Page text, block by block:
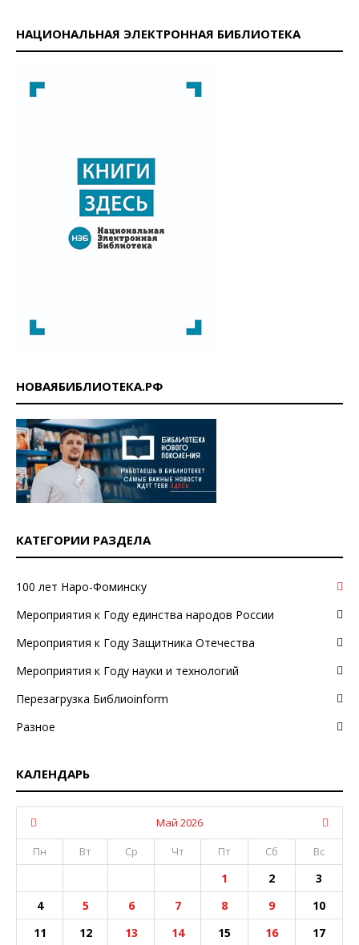
НАЦИОНАЛЬНАЯ ЭЛЕКТРОННАЯ БИБЛИОТЕКА
НОВАЯБИБЛИОТЕКА.РФ
КАТЕГОРИИ РАЗДЕЛА
100 лет Наро-Фоминску
Мероприятия к Году единства народов России
Мероприятия к Году Защитника Отечества
Мероприятия к Году науки и технологий
Перезагрузка Библиоinform
Разное
КАЛЕНДАРЬ
Май 2026
Пн
Вт Ср Чт Пт Сб Вс
1 2
3
4
5 6 7 8 9
10
11
12 13 14 15 16 17